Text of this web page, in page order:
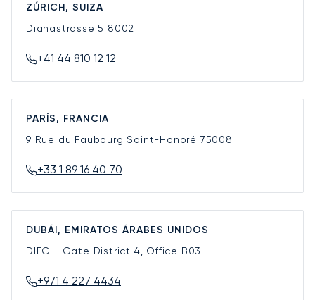
ZÚRICH, SUIZA
Dianastrasse 5 8002
+41 44 810 12 12
PARÍS, FRANCIA
9 Rue du Faubourg Saint-Honoré 75008
+33 1 89 16 40 70
DUBÁI, EMIRATOS ÁRABES UNIDOS
DIFC - Gate District 4, Office B03
+971 4 227 4434